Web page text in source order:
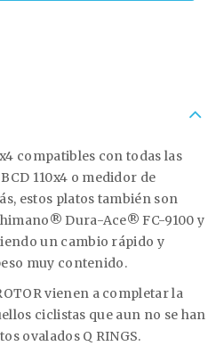
compatibles con todas las
110x4 o medidor de
estos platos también son
Dura-Ace® FC-9100 y
un cambio rápido y
muy contenido.
vienen a completar la
ciclistas que aun no se han
ovalados Q RINGS.